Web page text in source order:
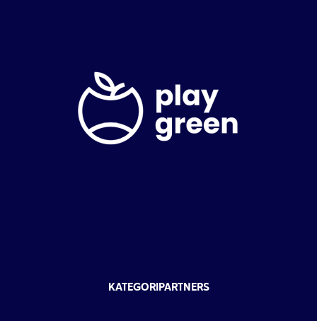
KATEGORIPARTNERS